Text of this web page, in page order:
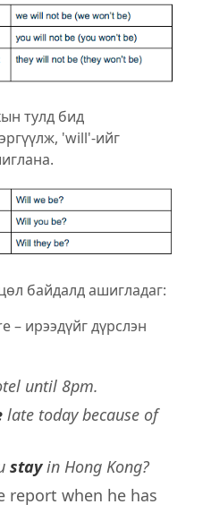
тулд бид
'will'-ийг
байдалд ашигладаг:
ирээдүйг дүрслэн
until 8pm.
late today because of
stayin Hong Kong?
report when he has